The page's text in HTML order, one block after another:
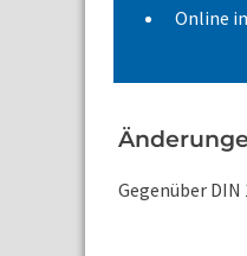
Online
Gegenüber